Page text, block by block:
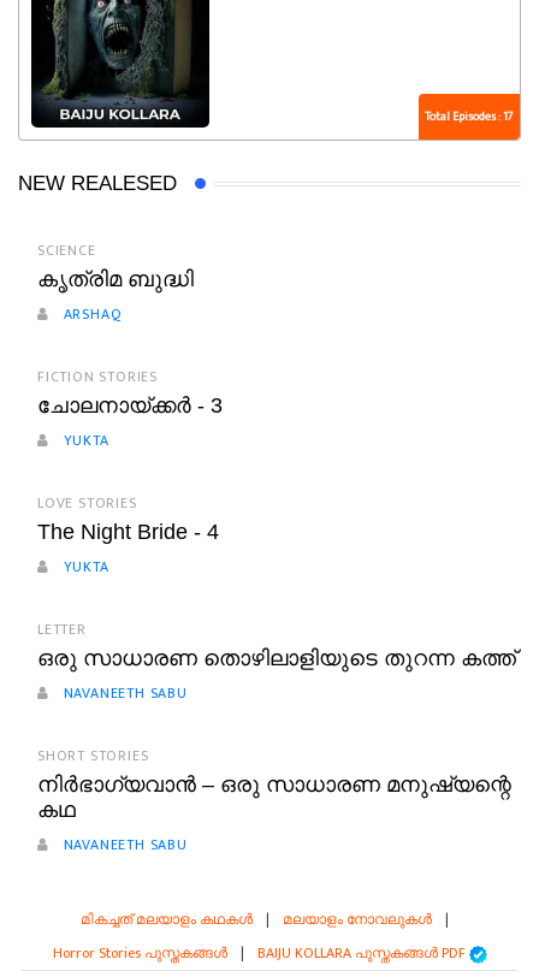
Total Episodes : 17
NEW REALESED
SCIENCE
കൃത്രിമ ബുദ്ധി
ARSHAQ
FICTION STORIES
ചോലനായ്ക്കർ - 3
YUKTA
LOVE STORIES
The Night Bride - 4
YUKTA
LETTER
ഒരു സാധാരണ തൊഴിലാളിയുടെ തുറന്ന കത്ത്
NAVANEETH SABU
SHORT STORIES
നിർഭാഗ്യവാൻ – ഒരു സാധാരണ മനുഷ്യന്റെ
കഥ
NAVANEETH SABU
മികച്ചത് മലയാളം കഥകൾ | മലയാളം നോവലുകൾ |
Horror Stories പുസ്തകങ്ങൾ | BAIJU KOLLARA പുസ്തകങ്ങൾ PDF